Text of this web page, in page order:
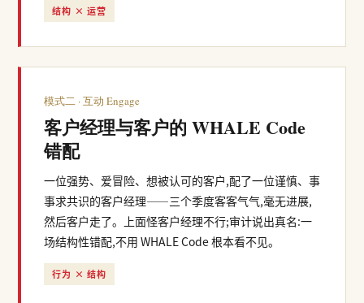
结构 × 运营
模式二 · 互动 Engage
客户经理与客户的 WHALE Code
错配
一位强势、爱冒险、想被认可的客户,配了一位谨慎、事
事求共识的客户经理——三个季度客客气气,毫无进展,
然后客户走了。上面怪客户经理不行;审计说出真名:一
场结构性错配,不用 WHALE Code 根本看不见。
行为 × 结构